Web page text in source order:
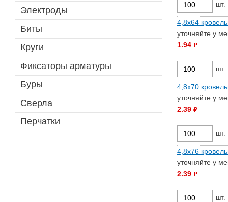
Электроды
Биты
Круги
Фиксаторы арматуры
Буры
Сверла
Перчатки
шт.
4,8х64
уточняйте у
1.94 руб.
шт.
4,8х70
уточняйте у
2.39 руб.
шт.
4,8х76
уточняйте у
2.39 руб.
шт.